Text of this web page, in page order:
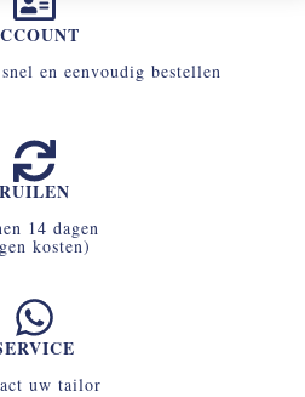
en eenvoudig bestellen
RUILEN
14 dagen
kosten)
uw tailor